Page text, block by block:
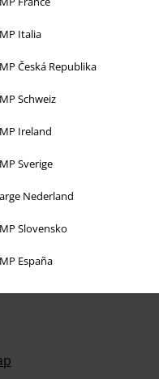
Italia
Česká Republika
Schweiz
Ireland
Sverige
Nederland
Slovensko
España
je klaar
uur.Meer informatie
etc.